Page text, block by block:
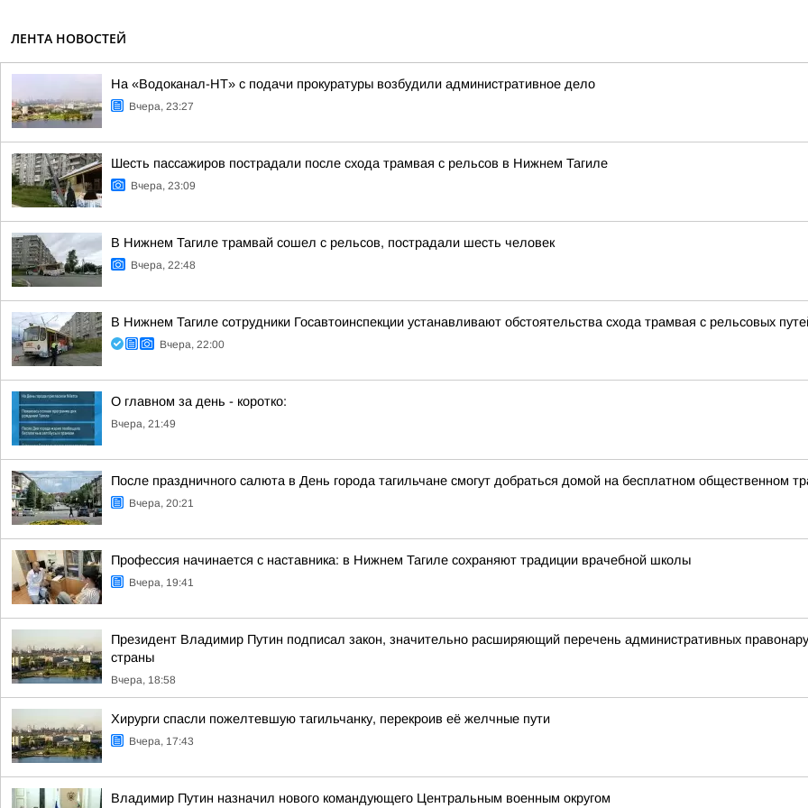
ЛЕНТА НОВОСТЕЙ
На «Водоканал-НТ» с подачи прокуратуры возбудили административное дело
Вчера, 23:27
Шесть пассажиров пострадали после схода трамвая с рельсов в Нижнем Тагиле
Вчера, 23:09
В Нижнем Тагиле трамвай сошел с рельсов, пострадали шесть человек
Вчера, 22:48
В Нижнем Тагиле сотрудники Госавтоинспекции устанавливают обстоятельства схода трамвая с рельсовых
Вчера, 22:00
О главном за день - коротко:
Вчера, 21:49
После праздничного салюта в День города тагильчане смогут добраться домой на бесплатном общественном
Вчера, 20:21
Профессия начинается с наставника: в Нижнем Тагиле сохраняют традиции врачебной школы
Вчера, 19:41
Президент Владимир Путин подписал закон, значительно расширяющий перечень административных
страны
Вчера, 18:58
Хирурги спасли пожелтевшую тагильчанку, перекроив её желчные пути
Вчера, 17:43
Владимир Путин назначил нового командующего Центральным военным округом